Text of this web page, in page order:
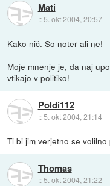
Mati
:: 5. okt 2004, 20:57
Kako nič. So noter ali ne!
Moje mnenje je, da naj
vtikajo v politiko!
Poldi112
::5. okt 2004, 21:14
Ti bi jim verjetno se
Thomas
:: 5. okt 2004, 21:22